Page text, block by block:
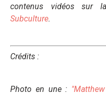
contenus vidéos sur
Subculture.
Crédits :
Photo en une :